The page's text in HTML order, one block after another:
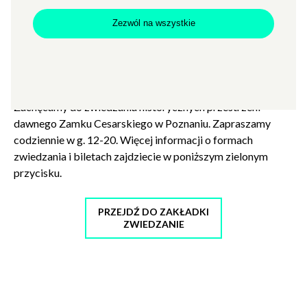
Zachęcamy do zwiedzania historycznych przestrzeni
dawnego Zamku Cesarskiego w Poznaniu. Zapraszamy
codziennie w g. 12-20. Więcej informacji o formach
zwiedzania i biletach zajdziecie w poniższym zielonym
przycisku.
PRZEJDŹ DO ZAKŁADKI
ZWIEDZANIE
Zezwól na wszystkie